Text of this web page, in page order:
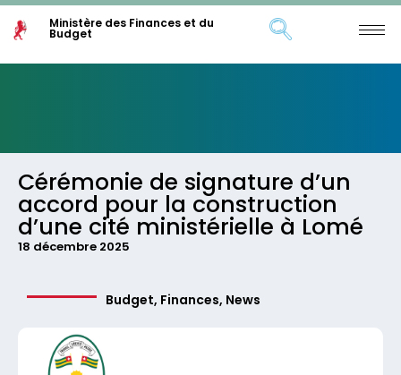
Ministère des Finances et du
Budget
Cérémonie de signature d’un
accord pour la construction
d’une cité ministérielle à Lomé
18 décembre 2025
Budget, Finances, News